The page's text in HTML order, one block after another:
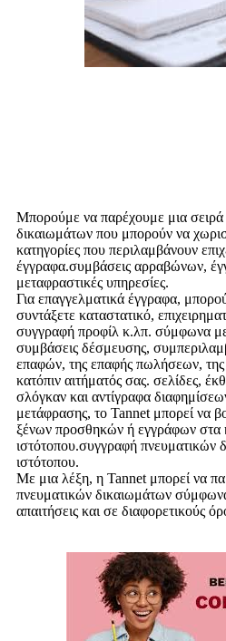
Μπορούμε να παρέχουμε μια σειρά
δικαιωμάτων που μπορούν να
κατηγορίες που περιλαμβάνουν
έγγραφα.συμβάσεις αρραβώνων,
μεταφραστικές υπηρεσίες.
Για επαγγελματικά έγγραφα,
συντάξετε καταστατικό,
συγγραφή προφίλ κ.λπ. σύμφωνα με
συμβάσεις δέσμευσης,
επαφών, της επαφής πωλήσεων,
κατόπιν αιτήματός σας. σελίδες,
σλόγκαν και αντίγραφα
μετάφρασης, το Tannet μπορεί να
ξένων προσθηκών ή εγγράφων στα
ιστότοπου.συγγραφή πνευματικών
ιστότοπου.
Με μια λέξη, η Tannet μπορεί να
πνευματικών δικαιωμάτων
απαιτήσεις και σε διαφορετικούς